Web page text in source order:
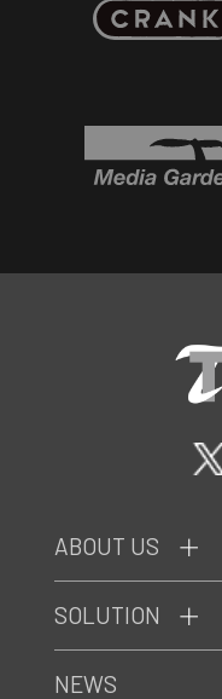
ABOUT US
SOLUTION
NEWS